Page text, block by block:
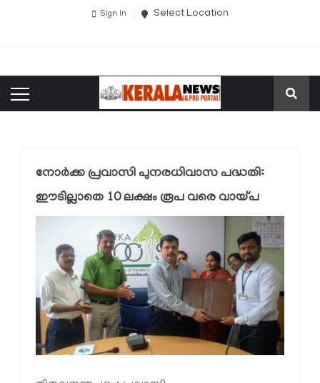
Sign In Select Location
നോര്‍ക്ക പ്രവാസി പുനരധിവാസ പദ്ധതി:
ഈടില്ലാതെ 10 ലക്ഷം രൂപ വരെ വായ്പ